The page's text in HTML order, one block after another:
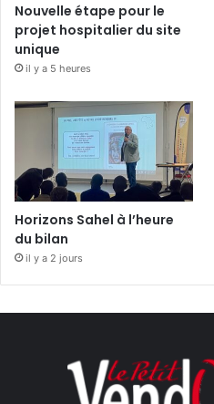
Nouvelle étape pour le
projet hospitalier du site
unique
il y a 5 heures
Horizons Sahel à l’heure
du bilan
il y a 2 jours